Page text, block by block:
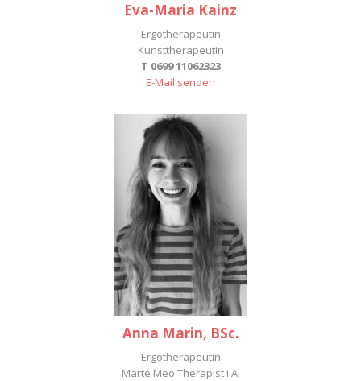
Eva-Maria Kainz
Ergotherapeutin
Kunsttherapeutin
T 0699 11062323
E-Mail senden
Anna Marin, BSc.
Ergotherapeutin
Marte Meo Therapist i.A.